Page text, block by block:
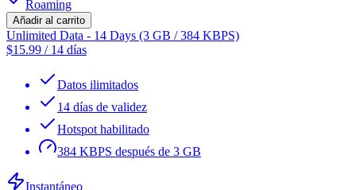
Roaming
Añadir al carrito
Unlimited Data - 14 Days (3 GB / 384 KBPS)
$15.99 / 14 días
Datos ilimitados
14 días de validez
Hotspot habilitado
384 KBPS después de 3 GB
Instantáneo